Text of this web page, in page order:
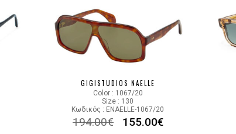
GIGISTUDIOS NAELLE
Color : 1067/20
Size : 130
Κωδικός : ENAELLE-1067/20
194.00€ 155.00€